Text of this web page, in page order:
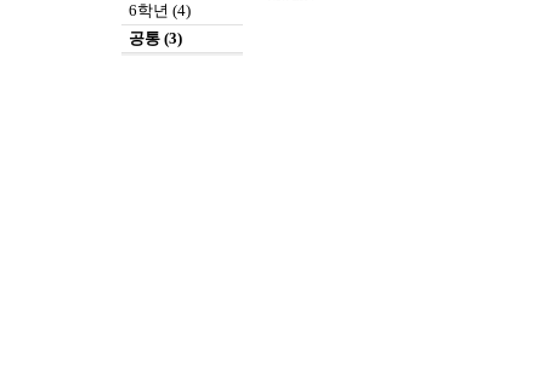
6학년 (4)
공통 (3)